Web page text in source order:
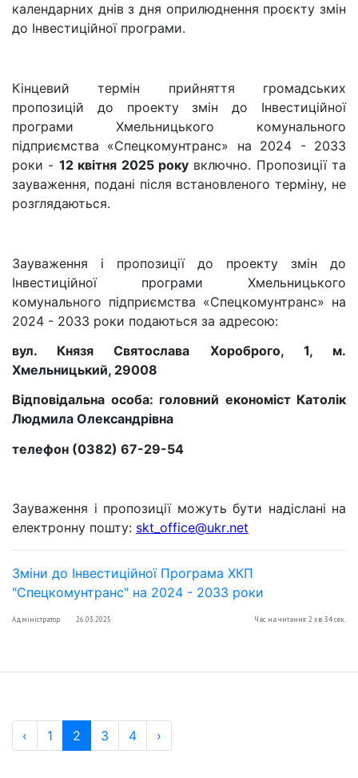
календарних днів з дня оприлюднення проєкту змін
до Інвестиційної програми.
Кінцевий термін прийняття громадських
пропозицій до проекту змін до Інвестиційної
програми Хмельницького комунального
підприємства «Спецкомунтранс» на 2024 - 2033
роки - 12 квітня 2025 рокувключно. Пропозиції та
зауваження, подані після встановленого терміну, не
розглядаються.
Зауваження і пропозиції до проекту змін до
Інвестиційної програми Хмельницького
комунального підприємства «Спецкомунтранс» на
2024 - 2033 роки подаються за адресою:
вул. Князя Святослава Хороброго, 1, м.
Хмельницький, 29008
Відповідальна особа: головний економіст Католік
Людмила Олександрівна
телефон (0382) 67-29-54
Зауваження і пропозиції можуть бути надіслані на
електронну пошту: skt office@ukr.net
Зміни до Інвестиційної Програма ХКП
"Спецкомунтранс" на 2024 - 2033 роки
Адміністратор 26.03.2025 Час на читання: 2 хв. 34 сек.
‹ 1 2 3 4 ›